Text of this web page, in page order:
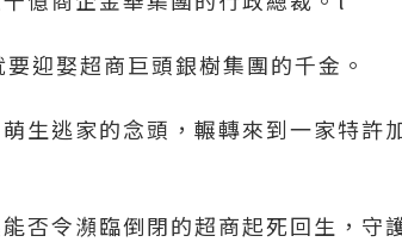
迎娶超商巨頭銀樹集團的千金。
生逃家的念頭，輾轉來到一家特許
否令瀕臨倒閉的超商起死回生，守